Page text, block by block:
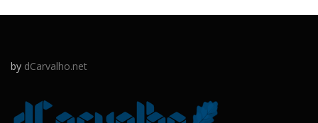
by dCarvalho.net